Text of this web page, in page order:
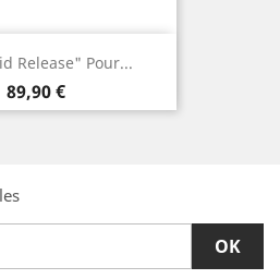
Release" Pour...
Prix
89,90 €